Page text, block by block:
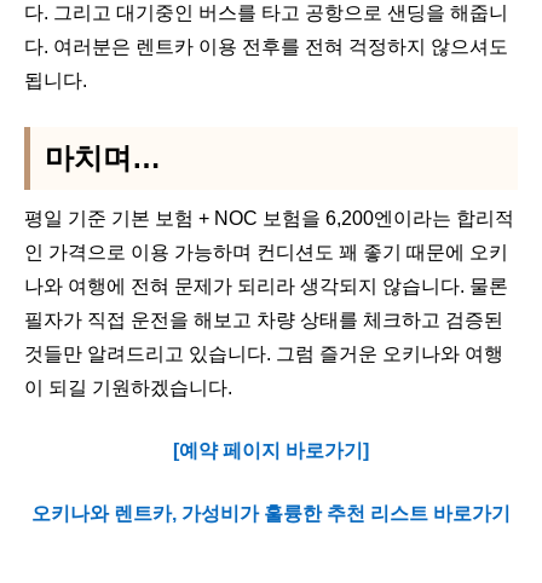
다. 그리고 대기중인 버스를 타고 공항으로 샌딩을 해줍니
다. 여러분은 렌트카 이용 전후를 전혀 걱정하지 않으셔도
됩니다.
마치며…
평일 기준 기본 보험 + NOC 보험을 6,200엔이라는 합리적
인 가격으로 이용 가능하며 컨디션도 꽤 좋기 때문에 오키
나와 여행에 전혀 문제가 되리라 생각되지 않습니다. 물론
필자가 직접 운전을 해보고 차량 상태를 체크하고 검증된
것들만 알려드리고 있습니다. 그럼 즐거운 오키나와 여행
이 되길 기원하겠습니다.
[예약 페이지 바로가기]
오키나와 렌트카, 가성비가 훌륭한 추천 리스트 바로가기